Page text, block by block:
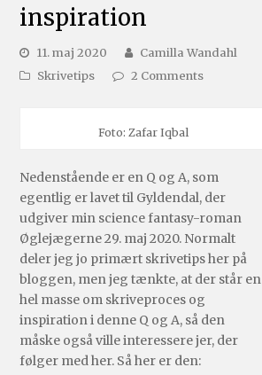
inspiration
11. maj 2020
Camilla Wandahl
Skrivetips
2 Comments
Foto: Zafar Iqbal
Nedenstående er en Q og A, som
egentlig er lavet til Gyldendal, der
udgiver min science fantasy-roman
Øglejægerne 29. maj 2020. Normalt
deler jeg jo primært skrivetips her på
bloggen, men jeg tænkte, at der står en
hel masse om skriveproces og
inspiration i denne Q og A, så den
måske også ville interessere jer, der
følger med her. Så her er den: